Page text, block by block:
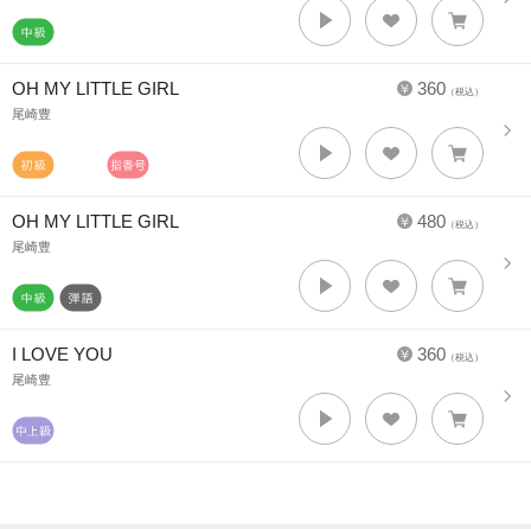
360 （税込）
OH MY LITTLE GIRL
尾崎豊
480 （税込）
OH MY LITTLE GIRL
尾崎豊
360 （税込）
I LOVE YOU
尾崎豊